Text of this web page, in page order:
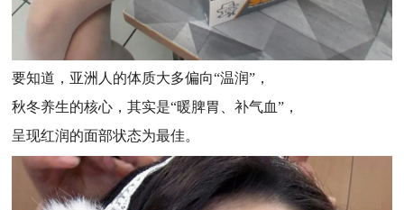
要知道，亚洲人的体质大多偏向“温润”，
秋冬养生的核心，其实是“暖脾胃、补气血”，
呈现红润的面部状态为最佳。